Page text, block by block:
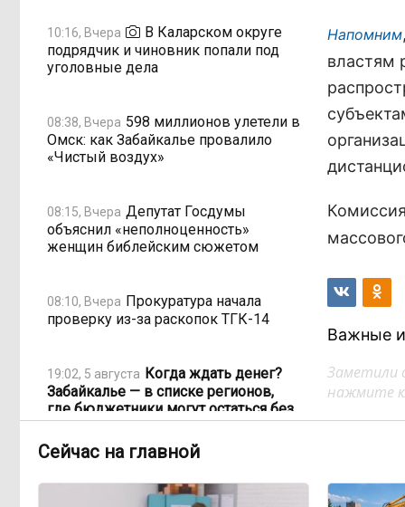
10:16, Вчера
В Каларском округе
подрядчик и чиновник попали под
уголовные дела
08:38, Вчера 598 миллионов улетели в
Омск: как Забайкалье провалило
«Чистый воздух»
08:15, Вчера Депутат Госдумы
объяснил «неполноценность»
женщин библейским сюжетом
08:10, Вчера Прокуратура начала
проверку из-за раскопок ТГК-14
19:02, 5 августа Когда ждать денег?
Забайкалье — в списке регионов,
где бюджетники могут остаться без
выплат
17:30, 5 августа «Их масштаб может
превысить весь наш опыт»: Осипов
Напомним
властям
Важные
Заметили
нажмите
Сейчас на главной